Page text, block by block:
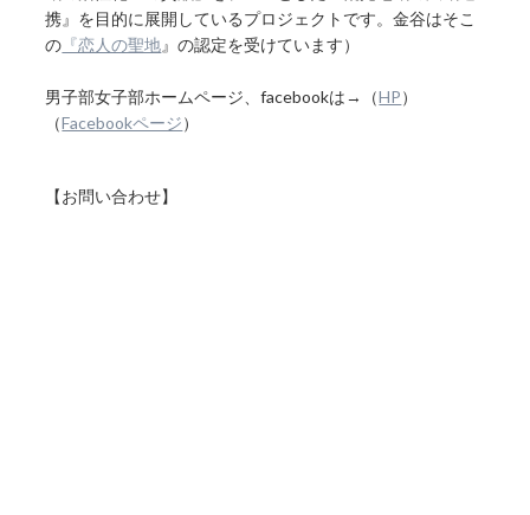
携』を目的に展開しているプロジェクトです。金谷はそこ
の 『恋人の聖地』の認定を受けています）
男子部女子部ホームページ、facebookは→（HP）
（Facebookページ）
【お問い合わせ】